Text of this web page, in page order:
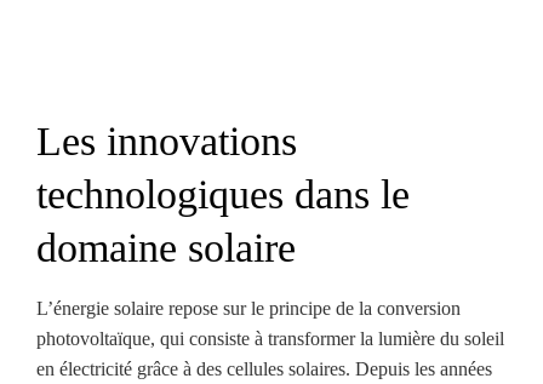
Les innovations
technologiques dans le
domaine solaire
L’énergie solaire repose sur le principe de la conversion
photovoltaïque, qui consiste à transformer la lumière du soleil
en électricité grâce à des cellules solaires. Depuis les années